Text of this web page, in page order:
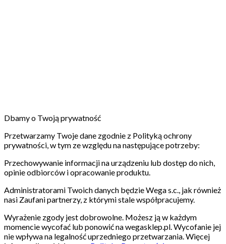
Dbamy o Twoją prywatność
Przetwarzamy Twoje dane zgodnie z Polityką ochrony
prywatności, w tym ze względu na następujące potrzeby:
Przechowywanie informacji na urządzeniu lub dostęp do nich,
opinie odbiorców i opracowanie produktu.
Administratorami Twoich danych będzie Wega s.c., jak również
nasi Zaufani partnerzy, z którymi stale współpracujemy.
Wyrażenie zgody jest dobrowolne. Możesz ją w każdym
momencie wycofać lub ponowić na wegasklep.pl. Wycofanie jej
nie wpływa na legalność uprzedniego przetwarzania. Więcej